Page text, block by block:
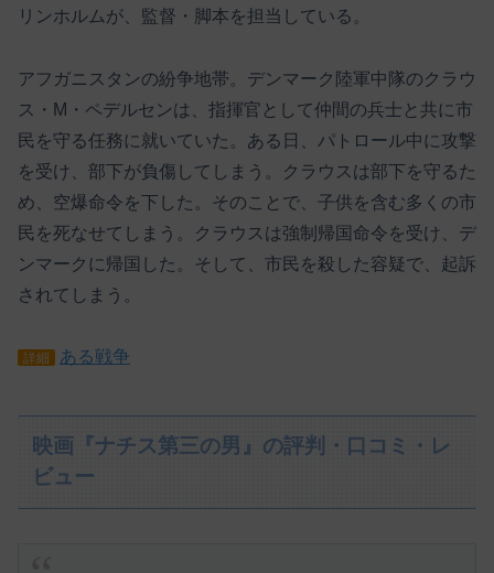
リンホルムが、監督・脚本を担当している。
アフガニスタンの紛争地帯。デンマーク陸軍中隊のクラウ
ス・M・ペデルセンは、指揮官として仲間の兵士と共に市
民を守る任務に就いていた。ある日、パトロール中に攻撃
を受け、部下が負傷してしまう。クラウスは部下を守るた
め、空爆命令を下した。そのことで、子供を含む多くの市
民を死なせてしまう。クラウスは強制帰国命令を受け、デ
ンマークに帰国した。そして、市民を殺した容疑で、起訴
されてしまう。
詳細 ある戦争
映画『ナチス第三の男』の評判・口コミ・レ
ビュー